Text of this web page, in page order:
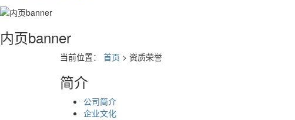
内页banner
当前位置： 首页 > 资质荣誉
简介
公司简介
企业文化